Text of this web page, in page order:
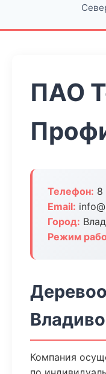
ПАО
Телефон: 8
Email:
Город:
Режим
Компания